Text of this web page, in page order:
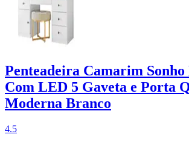
Penteadeira Camarim
Com LED 5 Gaveta e Porta
Moderna Branco
4.5